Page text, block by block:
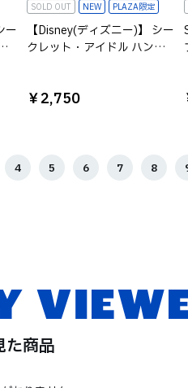
SOLD OUT NEW PLAZA限定
【Disney(ディズニー)】 シー
クレット・アイドル ハン
￥2,750
4 5 6 7 8
た商品